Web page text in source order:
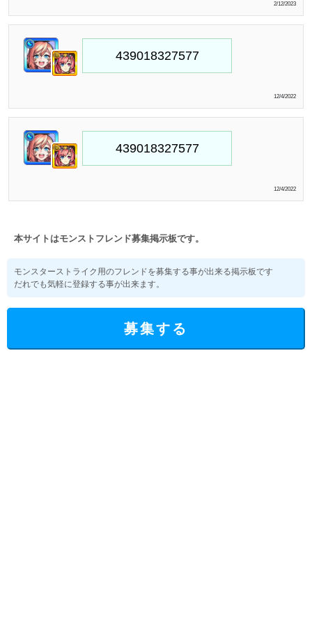
2/12/2023
12/4/2022
12/4/2022
本サイトはモンストフレンド募集掲示板です。
モンスターストライク用のフレンドを募集する事が出来る掲示板です
だれでも気軽に登録する事が出来ます。
募集する